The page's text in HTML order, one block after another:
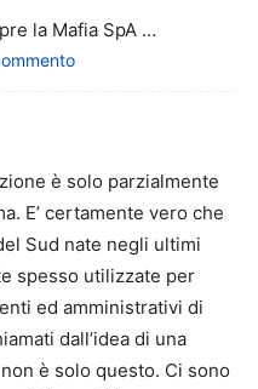
la Mafia SpA …
è solo parzialmente
E’ certamente vero che
Sud nate negli ultimi
spesso utilizzate per
ed amministrativi di
dall’idea di una
è solo questo. Ci sono